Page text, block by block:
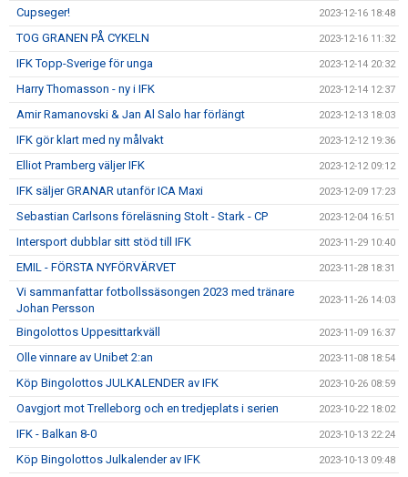
Cupseger! 2023-12-16 18:48
TOG GRANEN PÅ CYKELN 2023-12-16 11:32
IFK Topp-Sverige för unga 2023-12-14 20:32
Harry Thomasson - ny i IFK 2023-12-14 12:37
Amir Ramanovski & Jan Al Salo har förlängt 2023-12-13 18:03
IFK gör klart med ny målvakt 2023-12-12 19:36
Elliot Pramberg väljer IFK 2023-12-12 09:12
IFK säljer GRANAR utanför ICA Maxi 2023-12-09 17:23
Sebastian Carlsons föreläsning Stolt - Stark - CP 2023-12-04 16:51
Intersport dubblar sitt stöd till IFK 2023-11-29 10:40
EMIL - FÖRSTA NYFÖRVÄRVET 2023-11-28 18:31
Vi sammanfattar fotbollssäsongen 2023 med tränare
Johan Persson
2023-11-26 14:03
Bingolottos Uppesittarkväll 2023-11-09 16:37
Olle vinnare av Unibet 2:an 2023-11-08 18:54
Köp Bingolottos JULKALENDER av IFK 2023-10-26 08:59
Oavgjort mot Trelleborg och en tredjeplats i serien 2023-10-22 18:02
IFK - Balkan 8-0 2023-10-13 22:24
Köp Bingolottos Julkalender av IFK 2023-10-13 09:48